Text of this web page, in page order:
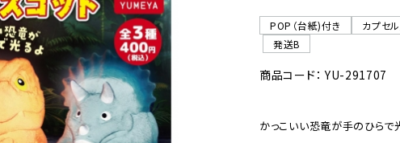
POP（台紙)付き
カプセ
発送B
商品コード： YU-291707
かっこいい恐竜が手のひらで